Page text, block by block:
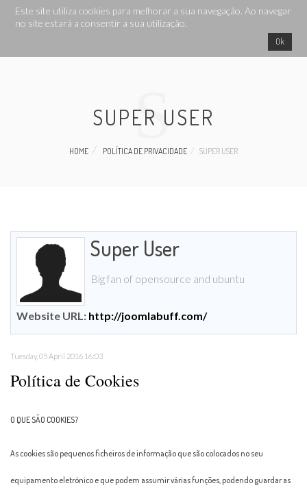
Search ...
S
SUPER USER
HOME POLÍTICA DE PRIVACIDADE SUPER USER
Super User
Big fan of opensource and ubuntu
Website URL: http://joomlabuff.com/
Tuesday, 05 April 2016 16:03
Política de Cookies
O QUE SÃO COOKIES?
As cookies são pequenos ficheiros de informação que são colocados no seu
equipamento eletrónico e que podem assumir várias funções, podendo guardar as
Este site utiliza cookies para melhorar a sua navegação. Ao navegar
no site estará a consentir a sua utilização.
Ok